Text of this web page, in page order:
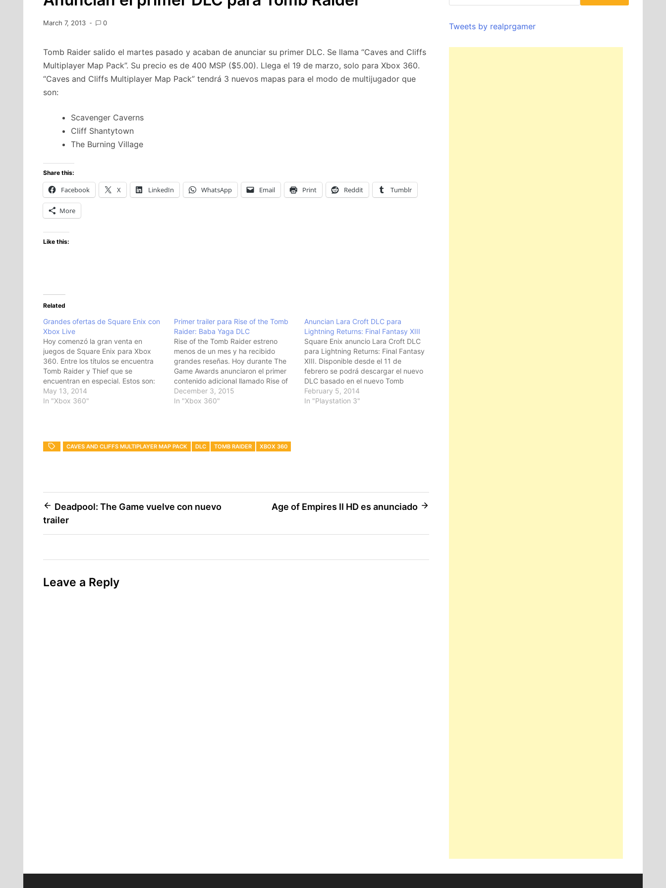
March 7, 2013 0
Tomb Raider salido el martes pasado y acaban de anunciar su primer DLC. Se llama “Caves and Cliffs
Multiplayer Map Pack”. Su precio es de 400 MSP ($5.00). Llega el 19 de marzo, solo para Xbox 360.
“Caves and Cliffs Multiplayer Map Pack” tendrá 3 nuevos mapas para el modo de multijugador que
son:
Scavenger Caverns
Cliff Shantytown
The Burning Village
Share this:
Facebook X LinkedIn WhatsApp Email Print Reddit Tumblr
More
Like this:
Related
Grandes ofertas de Square Enix con
Xbox Live
Hoy comenzó la gran venta en
juegos de Square Enix para Xbox
360. Entre los títulos se encuentra
Tomb Raider y Thief que se
encuentran en especial. Estos son:
Título Contenido Descuento % Thief
Games on Demand 25% Thief –
May 13, 2014
In "Xbox 360"
Primer trailer para Rise of the Tomb
Raider: Baba Yaga DLC
Rise of the Tomb Raider estreno
menos de un mes y ha recibido
grandes reseñas. Hoy durante The
Game Awards anunciaron el primer
contenido adicional llamado Rise of
the Tomb Raider: Baba Yaga DLC.
Disponible para principios del 2016 y
December 3, 2015
In "Xbox 360"
Anuncian Lara Croft DLC para
Lightning Returns: Final Fantasy XIII
Square Enix anuncio Lara Croft DLC
para Lightning Returns: Final Fantasy
XIII. Disponible desde el 11 de
febrero se podrá descargar el nuevo
DLC basado en el nuevo Tomb
Raider. Ademas del uniforme incluirá
Survivor's Axe y artículos para el Riot
February 5, 2014
In "Playstation 3"
CAVES AND CLIFFS MULTIPLAYER MAP PACK DLC TOMB RAIDER XBOX 360
Post
navigation
Deadpool: The Game vuelve con nuevo
trailer
Age of Empires II HD es anunciado
Leave a Reply
Tweets by realprgamer